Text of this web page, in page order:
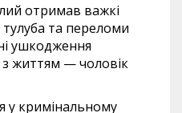
отримав важкі
та переломи
ушкодження
з життям — чоловік
у кримінальному